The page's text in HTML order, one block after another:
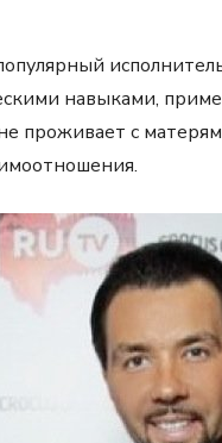
навыками,
проживает с